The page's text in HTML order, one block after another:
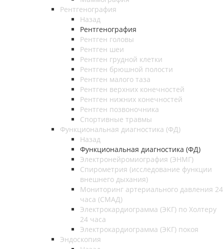
Рентгенография
Назад
Рентгенография
Рентген головы
Рентген шеи
Рентген грудной клетки
Рентген брюшной полости
Рентген малого таза
Рентген верхних конечностей
Рентген нижних конечностей
Рентген позвоночника
Спортивные травмы
Функциональная диагностика (ФД)
Назад
Функциональная диагностика (ФД)
Электронейромиография (ЭНМГ)
Спирометрия (исследование функции
внешнего дыхания)
Мониторинг артериального давления 24
часа (СМАД)
Электрокардиограмма (ЭКГ) по Холтеру
24 часа
Электрокардиограмма (ЭКГ) покоя
Эндоскопия